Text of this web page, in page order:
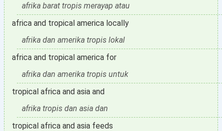
afrika barat tropis merayap atau
africa and tropical america locally
afrika dan amerika tropis lokal
africa and tropical america for
afrika dan amerika tropis untuk
tropical africa and asia and
afrika tropis dan asia dan
tropical africa and asia feeds